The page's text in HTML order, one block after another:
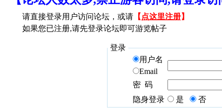
请直接登录用户访问论坛，或请 【 点这里注册】
如果您已注册,请先登录论坛即可游览帖子
登录
用户名
Email
密 码
隐身登录
是 否